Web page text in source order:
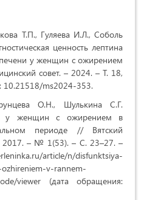
Т.П., Гуляева И.Л., Соболь
ценность лептина
печени у женщин с ожирением
совет. – 2024. – Т. 18,
ms2024-353.
О.Н., Шулькина С.Г.
у женщин с ожирением в
периоде // Вятский
2017. – № 1(53). – С. 23–27. –
article/n/disfunktsiya-
v-rannem-
viewer (дата обращения: